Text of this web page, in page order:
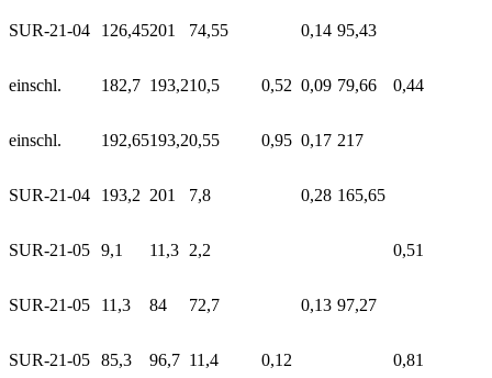
SUR-21-04 126,45201 74,55 0,14 95,43
einschl. 182,7 193,210,5 0,52 0,09 79,66 0,44
einschl. 192,65193,20,55 0,95 0,17 217
SUR-21-04 193,2 201 7,8 0,28 165,65
SUR-21-05 9,1 11,3 2,2 0,51
SUR-21-05 11,3 84 72,7 0,13 97,27
SUR-21-05 85,3 96,7 11,4 0,12 0,81